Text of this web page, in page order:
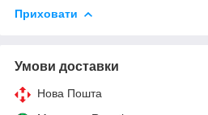
Приховати
Умови доставки
Нова Пошта